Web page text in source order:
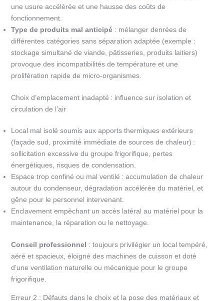
une usure accélérée et une hausse des coûts de
fonctionnement.
Type de produits mal anticipé: mélanger denrées de
différentes catégories sans séparation adaptée (exemple :
stockage simultané de viande, pâtisseries, produits laitiers)
provoque des incompatibilités de température et une
prolifération rapide de micro-organismes.
Choix d’emplacement inadapté : influence sur isolation et
circulation de l’air
Local mal isolé soumis aux apports thermiques extérieurs
(façade sud, proximité immédiate de sources de chaleur) :
sollicitation excessive du groupe frigorifique, pertes
énergétiques, risques de condensation.
Espace trop confiné ou mal ventilé : accumulation de chaleur
autour du condenseur, dégradation accélérée du matériel, et
gêne pour le personnel intervenant.
Enclavement empêchant un accès latéral au matériel pour la
maintenance, la réparation ou le nettoyage.
Conseil professionnel : toujours privilégier un local tempéré,
aéré et spacieux, éloigné des machines de cuisson et doté
d’une ventilation naturelle ou mécanique pour le groupe
frigorifique.
Erreur 2 : Défauts dans le choix et la pose des matériaux et